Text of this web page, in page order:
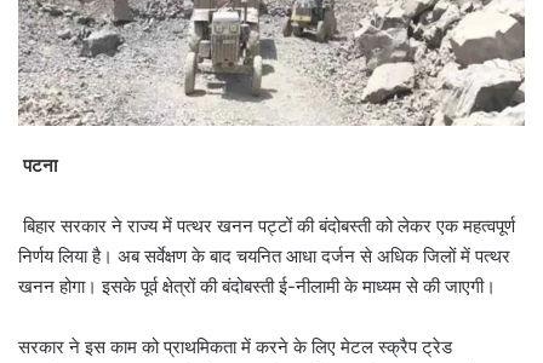
पटना
बिहार सरकार ने राज्य में पत्थर खनन पट्टों की बंदोबस्ती को लेकर एक महत्वपूर्ण
निर्णय लिया है। अब सर्वेक्षण के बाद चयनित आधा दर्जन से अधिक जिलों में पत्थर
खनन होगा। इसके पूर्व क्षेत्रों की बंदोबस्ती ई-नीलामी के माध्यम से की जाएगी।
सरकार ने इस काम को प्राथमिकता में करने के लिए मेटल स्क्रैप ट्रेड